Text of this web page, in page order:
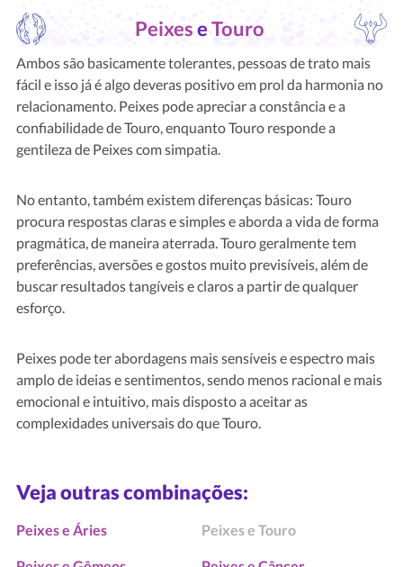
PeixeseTouro
Ambos são basicamente tolerantes, pessoas de trato mais
fácil e isso já é algo deveras positivo em prol da harmonia no
relacionamento. Peixes pode apreciar a constância e a
confiabilidade de Touro, enquanto Touro responde a
gentileza de Peixes com simpatia.
No entanto, também existem diferenças básicas: Touro
procura respostas claras e simples e aborda a vida de forma
pragmática, de maneira aterrada. Touro geralmente tem
preferências, aversões e gostos muito previsíveis, além de
buscar resultados tangíveis e claros a partir de qualquer
esforço.
Peixes pode ter abordagens mais sensíveis e espectro mais
amplo de ideias e sentimentos, sendo menos racional e mais
emocional e intuitivo, mais disposto a aceitar as
complexidades universais do que Touro.
Veja outras combinações:
Peixes e Áries Peixes e Touro